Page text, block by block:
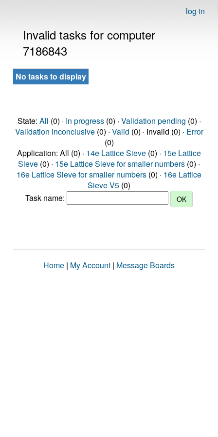
log in
Invalid tasks for computer
7186843
No tasks to display
State: All (0) · In progress(0) · Validation pending (0) ·
Validation inconclusive(0) · Valid (0) · Invalid (0) · Error
(0)
Application: All (0) · 14e Lattice Sieve (0) · 15e Lattice
Sieve (0) · 15e Lattice Sieve for smaller numbers (0) ·
16e Lattice Sieve for smaller numbers (0) · 16e Lattice
Sieve V5 (0)
Task name:
Home | My Account | Message Boards